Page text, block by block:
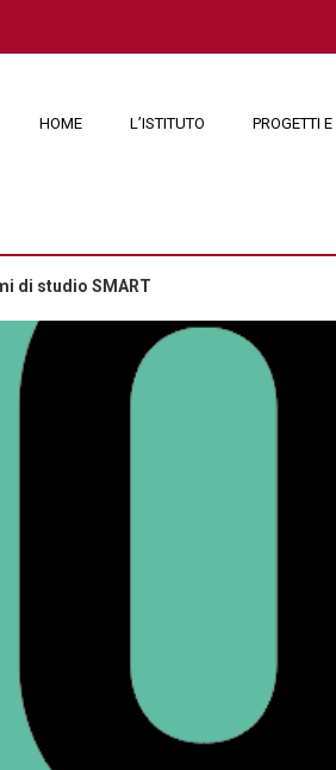
HOME L’ISTITUTO PROGETTI
di studio SMART